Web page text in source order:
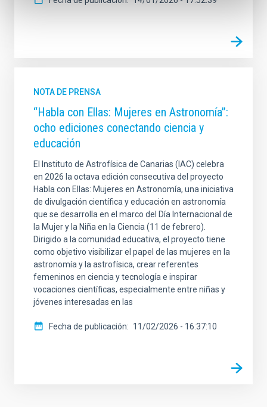
NOTA DE PRENSA
“Habla con Ellas: Mujeres en Astronomía”:
ocho ediciones conectando ciencia y
educación
El Instituto de Astrofísica de Canarias (IAC) celebra
en 2026 la octava edición consecutiva del proyecto
Habla con Ellas: Mujeres en Astronomía, una iniciativa
de divulgación científica y educación en astronomía
que se desarrolla en el marco del Día Internacional de
la Mujer y la Niña en la Ciencia (11 de febrero).
Dirigido a la comunidad educativa, el proyecto tiene
como objetivo visibilizar el papel de las mujeres en la
astronomía y la astrofísica, crear referentes
femeninos en ciencia y tecnología e inspirar
vocaciones científicas, especialmente entre niñas y
jóvenes interesadas en las
Fecha de publicación 11/02/2026 - 16:37:10